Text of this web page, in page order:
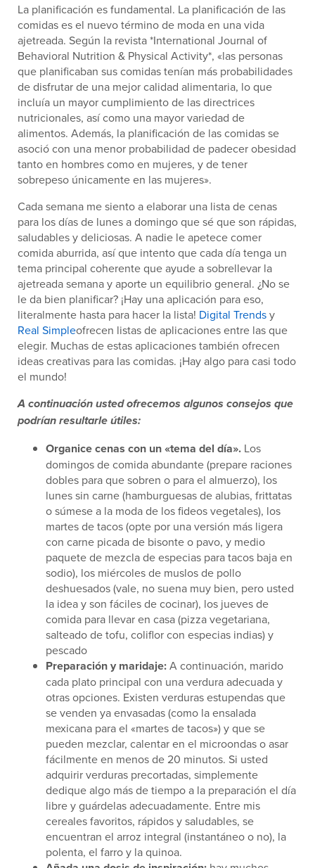
La planificación es fundamental. La planificación de las
comidas es el nuevo término de moda en una vida
ajetreada. Según la revista *International Journal of
Behavioral Nutrition & Physical Activity*, «las personas
que planificaban sus comidas tenían más probabilidades
de disfrutar de una mejor calidad alimentaria, lo que
incluía un mayor cumplimiento de las directrices
nutricionales, así como una mayor variedad de
alimentos. Además, la planificación de las comidas se
asoció con una menor probabilidad de padecer obesidad
tanto en hombres como en mujeres, y de tener
sobrepeso únicamente en las mujeres».
Cada semana me siento a elaborar una lista de cenas
para los días de lunes a domingo que sé que son rápidas,
saludables y deliciosas. A nadie le apetece comer
comida aburrida, así que intento que cada día tenga un
tema principal coherente que ayude a sobrellevar la
ajetreada semana y aporte un equilibrio general. ¿No se
le da bien planificar? ¡Hay una aplicación para eso,
literalmente hasta para hacer la lista! Digital Trendsy
Real Simpleofrecen listas de aplicaciones entre las que
elegir. Muchas de estas aplicaciones también ofrecen
ideas creativas para las comidas. ¡Hay algo para casi todo
el mundo!
A continuación usted ofrecemos algunos consejos que
podrían resultarle útiles:
Organice cenas con un «tema del día». Los
domingos de comida abundante (prepare raciones
dobles para que sobren o para el almuerzo), los
lunes sin carne (hamburguesas de alubias, frittatas
o súmese a la moda de los fideos vegetales), los
martes de tacos (opte por una versión más ligera
con carne picada de bisonte o pavo, y medio
paquete de mezcla de especias para tacos baja en
sodio), los miércoles de muslos de pollo
deshuesados (vale, no suena muy bien, pero usted
la idea y son fáciles de cocinar), los jueves de
comida para llevar en casa (pizza vegetariana,
salteado de tofu, coliflor con especias indias) y
pescado
Preparación y maridaje:A continuación, marido
cada plato principal con una verdura adecuada y
otras opciones. Existen verduras estupendas que
se venden ya envasadas (como la ensalada
mexicana para el «martes de tacos») y que se
pueden mezclar, calentar en el microondas o asar
fácilmente en menos de 20 minutos. Si usted
adquirir verduras precortadas, simplemente
dedique algo más de tiempo a la preparación el día
libre y guárdelas adecuadamente. Entre mis
cereales favoritos, rápidos y saludables, se
encuentran el arroz integral (instantáneo o no), la
polenta, el farro y la quinoa.